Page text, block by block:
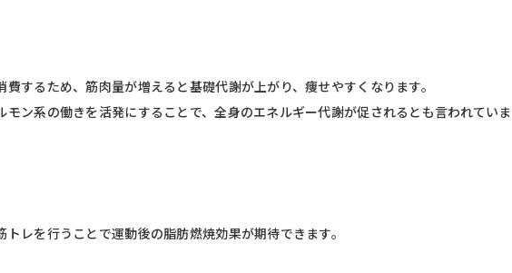
するため、筋肉量が増えると基礎代謝が上がり、痩せやすくなります。
ン系の働きを活発にすることで、全身のエネルギー代謝が促されるとも言われていま
レを行うことで運動後の脂肪燃焼効果が期待できます。